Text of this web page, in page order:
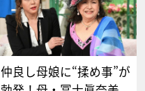
仲良し母娘に“揉め事”が